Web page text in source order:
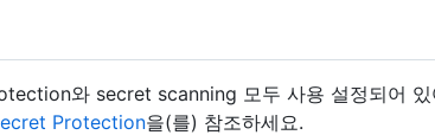
와 secret scanning 모두 사용 설정되어 있
Protection을(를) 참조하세요.